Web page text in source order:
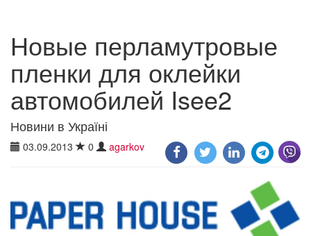
Новые перламутровые
пленки для оклейки
автомобилей Isee2
Новини в Україні
03.09.2013 0 agarkov